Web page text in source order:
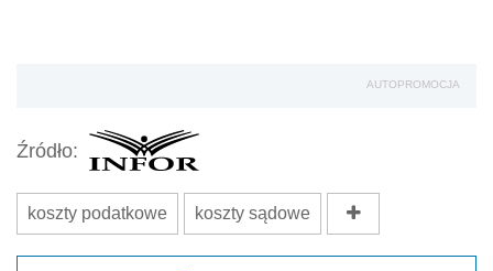
AUTOPROMOCJA
Źródło:
koszty podatkowe koszty sądowe